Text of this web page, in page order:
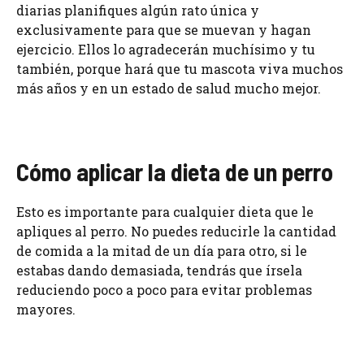
diarias planifiques algún rato única y
exclusivamente para que se muevan y hagan
ejercicio. Ellos lo agradecerán muchísimo y tu
también, porque hará que tu mascota viva muchos
más años y en un estado de salud mucho mejor.
Cómo aplicar la dieta de un perro
Esto es importante para cualquier dieta que le
apliques al perro. No puedes reducirle la cantidad
de comida a la mitad de un día para otro, si le
estabas dando demasiada, tendrás que írsela
reduciendo poco a poco para evitar problemas
mayores.